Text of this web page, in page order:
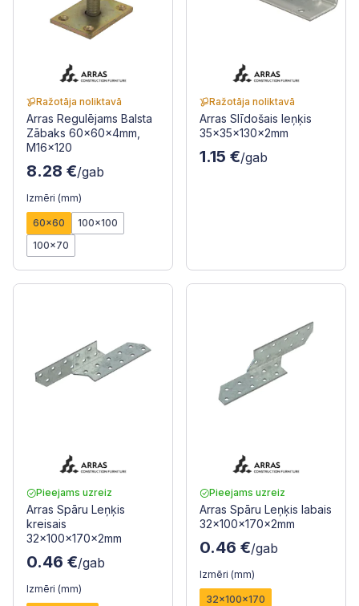
Ražotāja noliktavā
Arras Regulējams Balsta
Zābaks 60x60x4mm,
M16x120
8.28 €/gab
Izmēri (mm)
60x60
100x100
100x70
Ražotāja noliktavā
Arras Slīdošais leņķis
35x35x130x2mm
1.15 €/gab
Pieejams uzreiz
Arras Spāru Leņķis
kreisais
32x100x170x2mm
0.46 €/gab
Izmēri (mm)
Pieejams uzreiz
Arras Spāru Leņķis labais
32x100x170x2mm
0.46 €/gab
Izmēri (mm)
32x100x170